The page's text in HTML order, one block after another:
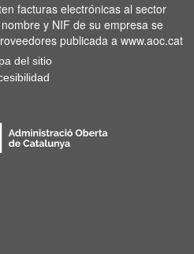
facturas electrónicas al sector
y NIF de su empresa se
publicada a www.aoc.cat
del sitio